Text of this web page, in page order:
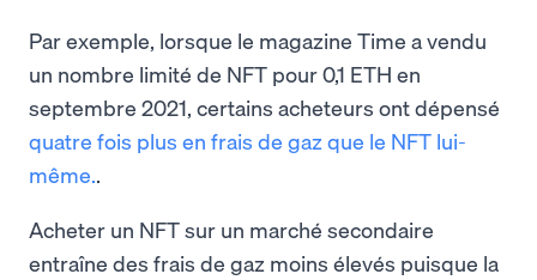
Par exemple, lorsque le magazine Time a vendu
un nombre limité de NFT pour 0,1 ETH en
septembre 2021, certains acheteurs ont dépensé
quatre fois plus en frais de gaz que le NFT lui-
même.
Acheter un NFT sur un marché secondaire
entraîne des frais de gaz moins élevés puisque la